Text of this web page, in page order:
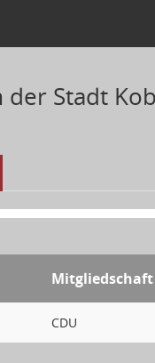
Stadt
Mitgliedschaft
CDU